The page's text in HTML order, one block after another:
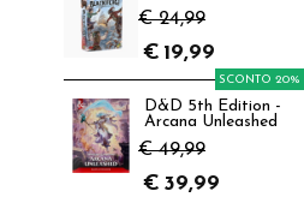
€ 24,99
€ 19,99
D&D 5th Edition -
Arcana Unleashed
€ 49,99
SCONTO 20%
€ 39,99